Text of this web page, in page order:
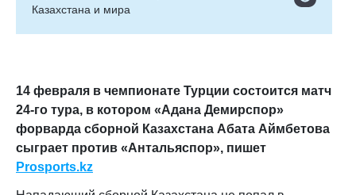
Казахстана и мира
14 февраля в чемпионате Турции состоится матч
24-го тура, в котором «Адана Демирспор»
форварда сборной Казахстана Абата Аймбетова
сыграет против «Антальяспор», пишет
Prosports.kz